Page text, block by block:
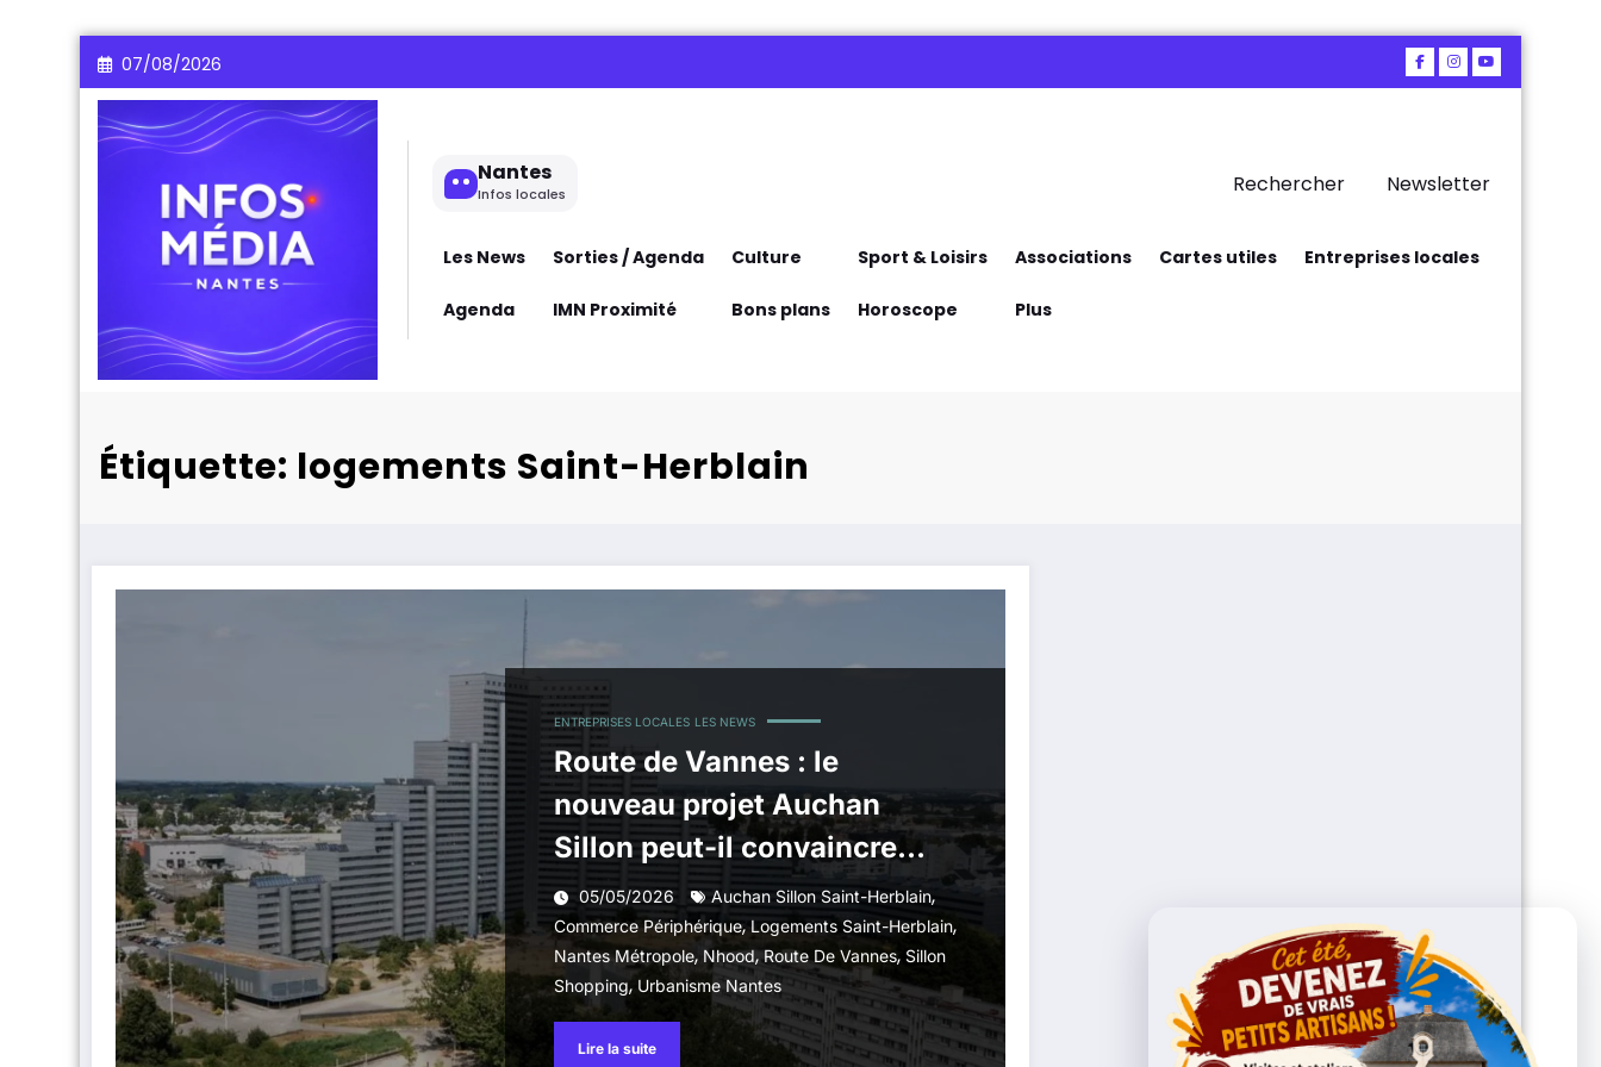
Aller
au
contenu
07/08/2026
Nantes
Infos locales Rechercher Newsletter
Les News Sorties / Agenda Culture Sport & Loisirs Associations Cartes utiles Entreprises locales
Agenda IMN Proximité Bons plans Horoscope Plus
Étiquette: logements Saint-Herblain
ENTREPRISES LOCALES LES NEWS
Route de Vannes : le
nouveau projet Auchan
Sillon peut-il convaincre
Nantes Métropole ?
05/05/2026 Auchan Sillon Saint-Herblain,
Commerce Périphérique,Logements Saint-Herblain,
Nantes Métropole, Nhood,Route De Vannes, Sillon
Shopping, Urbanisme Nantes
Lire la suite